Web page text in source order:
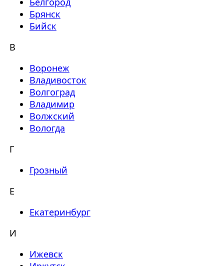
Брянск
Бийск
В
Воронеж
Владивосток
Волгоград
Владимир
Волжский
Вологда
Г
Грозный
Е
Екатеринбург
И
Ижевск